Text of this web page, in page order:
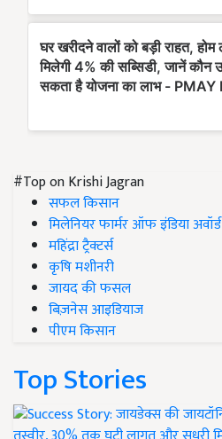
#Top on Krishi Jagran
सफल किसान
मिलेनियर फार्मर ऑफ इंडिया अवॉर्ड
महिंद्रा ट्रैक्टर्स
कृषि मशीनरी
जायद की फसल
बिज़नेस आइडियाज
पीएम किसान
Top Stories